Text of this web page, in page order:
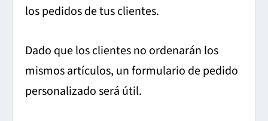
los pedidos de tus clientes.
Dado que los clientes no ordenarán los
mismos artículos, un formulario de pedido
personalizado será útil.